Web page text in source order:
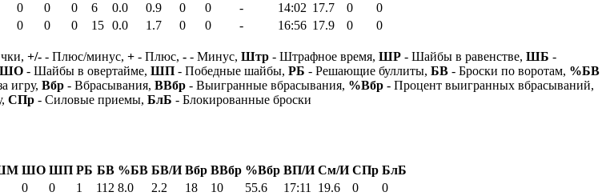
0 0 0 6 0.0 0.9 0 0 - 14:02 17.7 0
0
0 0 0 15 0.0 1.7 0 0 - 16:56 17.9 0
0
+/- - Плюс/минус, + - Плюс, - - Минус, Штр - Штрафное время, ШР - Шайбы в равенстве, ШБ -
ШО - Шайбы в овертайме, ШП - Победные шайбы, РБ - Решающие буллиты, БВ - Броски по воротам, %БВ
игру, Вбр - Вбрасывания, ВВбр - Выигранные вбрасывания, %Вбр - Процент выигранных вбрасываний,
СПр - Силовые приемы, БлБ - Блокированные броски
ШО ШП РБ БВ %БВ БВ/И Вбр ВВбр %Вбр ВП/И См/И СПр БлБ
0 0 1 112 8.0 2.2 18 10 55.6 17:11 19.6 0
0